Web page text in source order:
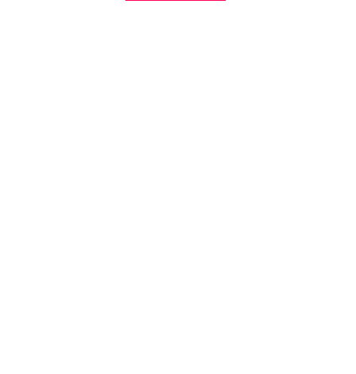
multa. O valor mínimo é de R$ 50 ou de 2% incidentes